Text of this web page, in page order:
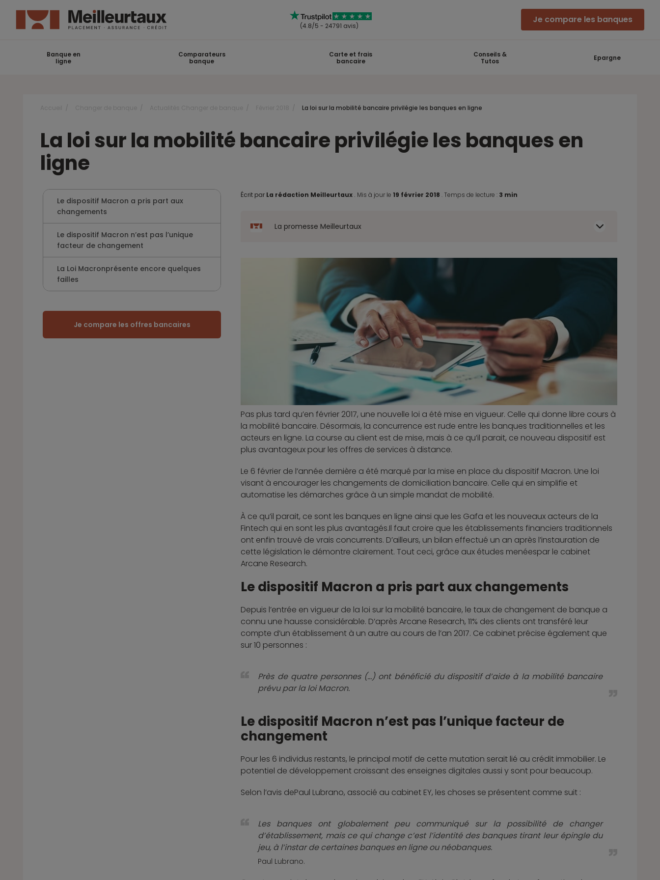
(4.8/5 - 24791 avis)
Je compare les banques
Banque en
ligne
Comparateurs
banque
Carte et frais
bancaire
Conseils &
Tutos
Epargne
La loi sur la mobilité bancaire privilégie les banques en ligne
La loi sur la mobilité bancaire privilégie les banques en
ligne
Le dispositif Macron a pris part aux
changements
Le dispositif Macron n’est pas l’unique
facteur de changement
La Loi Macronprésente encore quelques
failles
Je compare les offres bancaires
Écrit par La rédaction Meilleurtaux . Mis à jour le 19 février 2018. Temps de lecture : 3 min
La promesse Meilleurtaux
Pas plus tard qu’en février 2017, une nouvelle loi a été mise en vigueur. Celle qui donne libre cours à
la mobilité bancaire. Désormais, la concurrence est rude entre les banques traditionnelles et les
acteurs en ligne. La course au client est de mise, mais à ce qu’il parait, ce nouveau dispositif est
plus avantageux pour les offres de services à distance.
Le 6 février de l’année dernière a été marqué par la mise en place du dispositif Macron. Une loi
visant à encourager les changements de domiciliation bancaire. Celle qui en simplifie et
automatise les démarches grâce à un simple mandat de mobilité.
À ce qu’il parait, ce sont les banques en ligne ainsi que les Gafa et les nouveaux acteurs de la
Fintech qui en sont les plus avantagés.Il faut croire que les établissements financiers traditionnels
ont enfin trouvé de vrais concurrents. D’ailleurs, un bilan effectué un an après l’instauration de
cette législation le démontre clairement. Tout ceci, grâce aux études menéespar le cabinet
Arcane Research.
Le dispositif Macron a pris part aux changements
Depuis l’entrée en vigueur de la loi sur la mobilité bancaire, le taux de changement de banque a
connu une hausse considérable. D’après Arcane Research, 11% des clients ont transféré leur
compte d’un établissement à un autre au cours de l’an 2017. Ce cabinet précise également que
sur 10 personnes :
Près de quatre personnes (…) ont bénéficié du dispositif d’aide à la mobilité bancaire
prévu par la loi Macron.
Le dispositif Macron n’est pas l’unique facteur de
changement
Pour les 6 individus restants, le principal motif de cette mutation serait lié au crédit immobilier. Le
potentiel de développement croissant des enseignes digitales aussi y sont pour beaucoup.
Selon l’avis dePaul Lubrano, associé au cabinet EY, les choses se présentent comme suit :
Les banques ont globalement peu communiqué sur la possibilité de changer
d’établissement, mais ce qui change c’est l’identité des banques tirant leur épingle du
jeu, à l’instar de certaines banques en ligne ou néobanques.
Paul Lubrano.